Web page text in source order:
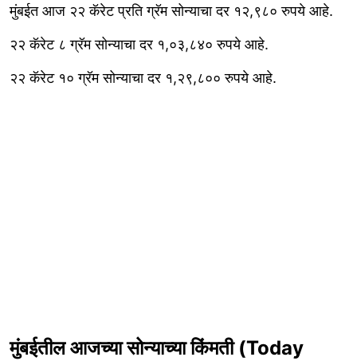
मुंबईत आज २२ कॅरेट प्रति ग्रॅम सोन्याचा दर १२,९८० रुपये आहे.
२२ कॅरेट ८ ग्रॅम सोन्याचा दर १,०३,८४० रुपये आहे.
२२ कॅरेट १० ग्रॅम सोन्याचा दर १,२९,८०० रुपये आहे.
मुंबईतील आजच्या सोन्याच्या किंमती (Today